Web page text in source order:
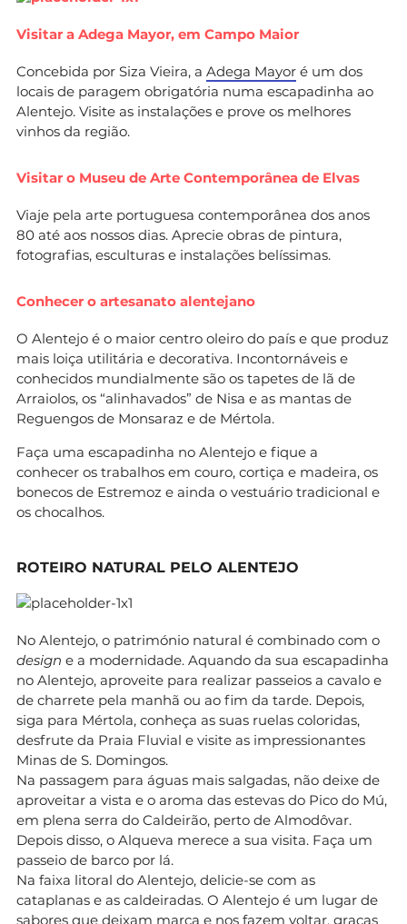
Visitar a Adega Mayor, em Campo Maior
Concebida por Siza Vieira, a Adega Mayor é um dos
locais de paragem obrigatória numa escapadinha ao
Alentejo. Visite as instalações e prove os melhores
vinhos da região.
Visitar o Museu de Arte Contemporânea de Elvas
Viaje pela arte portuguesa contemporânea dos anos
80 até aos nossos dias. Aprecie obras de pintura,
fotografias, esculturas e instalações belíssimas.
Conhecer o artesanato alentejano
O Alentejo é o maior centro oleiro do país e que produz
mais loiça utilitária e decorativa. Incontornáveis e
conhecidos mundialmente são os tapetes de lã de
Arraiolos, os “alinhavados” de Nisa e as mantas de
Reguengos de Monsaraz e de Mértola.
Faça uma escapadinha no Alentejo e fique a
conhecer os trabalhos em couro, cortiça e madeira, os
bonecos de Estremoz e ainda o vestuário tradicional e
os chocalhos.
ROTEIRO NATURAL PELO ALENTEJO
No Alentejo, o património natural é combinado com o
design e a modernidade. Aquando da sua escapadinha
no Alentejo, aproveite para realizar passeios a cavalo e
de charrete pela manhã ou ao fim da tarde. Depois,
siga para Mértola, conheça as suas ruelas coloridas,
desfrute da Praia Fluvial e visite as impressionantes
Minas de S. Domingos.
Na passagem para águas mais salgadas, não deixe de
aproveitar a vista e o aroma das estevas do Pico do Mú,
em plena serra do Caldeirão, perto de Almodôvar.
Depois disso, o Alqueva merece a sua visita. Faça um
passeio de barco por lá.
Na faixa litoral do Alentejo, delicie-se com as
cataplanas e as caldeiradas. O Alentejo é um lugar de
sabores que deixam marca e nos fazem voltar, graças